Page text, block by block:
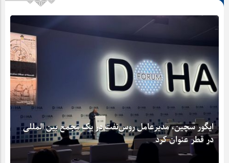
ایگور سچین، مدیرعامل روس‌نفت در یک مجمع بین المللی
در قطر عنوان کرد